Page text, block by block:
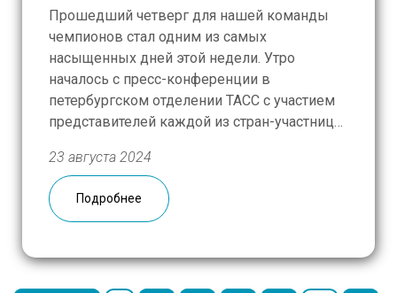
Прошедший четверг для нашей команды
чемпионов стал одним из самых
насыщенных дней этой недели. Утро
началось с пресс-конференции в
петербургском отделении ТАСС с участием
представителей каждой из стран-участниц
горизонты»: от Азербайджана выступила
Севда Алиева из Гянджи, о преподавании
русского языка в Каракалпакстане, самом
23 августа 2024
Подробнее